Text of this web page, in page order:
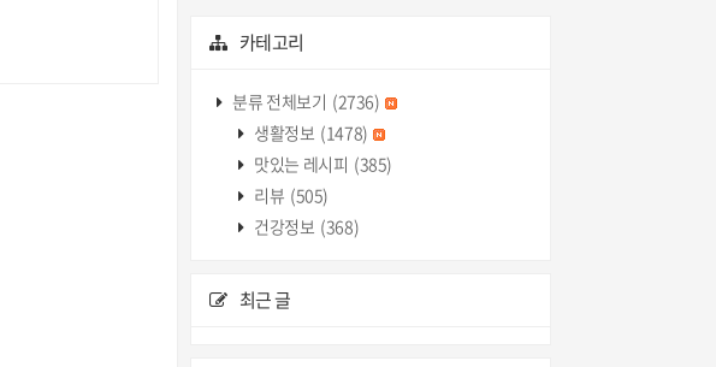
카테고리
분류 전체보기 (2736)
생활정보 (1478)
맛있는 레시피 (385)
리뷰 (505)
건강정보 (368)
최근 글